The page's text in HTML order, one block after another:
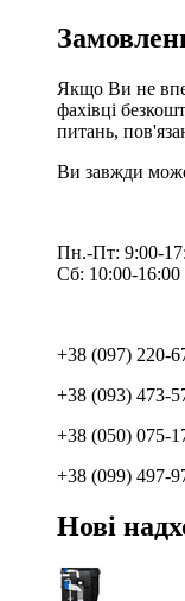
Якщо Ви не
фахівці
питань,
Ви завжди
Пн.-Пт: 9:00-
Сб: 10:00-16:00
+38 (097) 220-
+38 (093) 473-
+38 (050) 075-
+38 (099) 497-
Нові